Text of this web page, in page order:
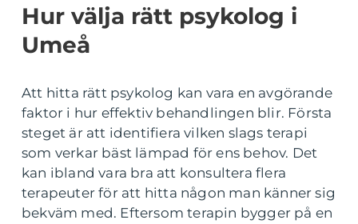
Hur välja rätt psykolog i
Umeå
Att hitta rätt psykolog kan vara en avgörande
faktor i hur effektiv behandlingen blir. Första
steget är att identifiera vilken slags terapi
som verkar bäst lämpad för ens behov. Det
kan ibland vara bra att konsultera flera
terapeuter för att hitta någon man känner sig
bekväm med. Eftersom terapin bygger på en